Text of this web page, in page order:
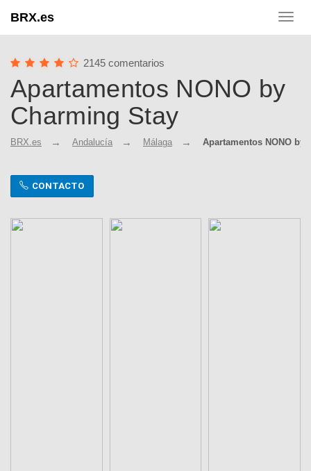
BRX.es
2145 comentarios
Apartamentos NONO by
Charming Stay
BRX.es Andalucía Málaga Apartamentos NONO by
CONTACTO